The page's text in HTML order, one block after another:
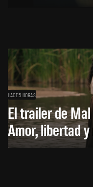
HACE 5 HORAS
El trailer de
Amor, libertad